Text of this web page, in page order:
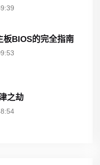
板BIOS的完全指南
之劫